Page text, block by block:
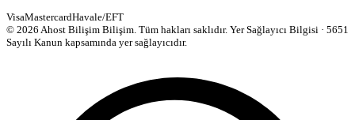
VisaMastercardHavale/EFT
© 2026 Ahost Bilişim Bilişim. Tüm hakları saklıdır. Yer Sağlayıcı Bilgisi · 5651
Sayılı Kanun kapsamında yer sağlayıcıdır.